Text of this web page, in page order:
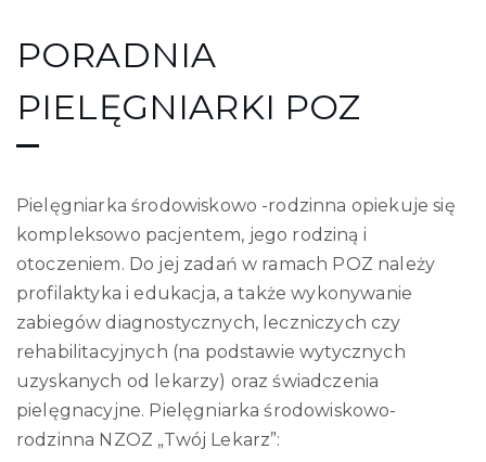
PORADNIA
PIELĘGNIARKI POZ
Pielęgniarka środowiskowo -rodzinna opiekuje się
kompleksowo pacjentem, jego rodziną i
otoczeniem. Do jej zadań w ramach POZ należy
profilaktyka i edukacja, a także wykonywanie
zabiegów diagnostycznych, leczniczych czy
rehabilitacyjnych (na podstawie wytycznych
uzyskanych od lekarzy) oraz świadczenia
pielęgnacyjne. Pielęgniarka środowiskowo-
rodzinna NZOZ „Twój Lekarz”: